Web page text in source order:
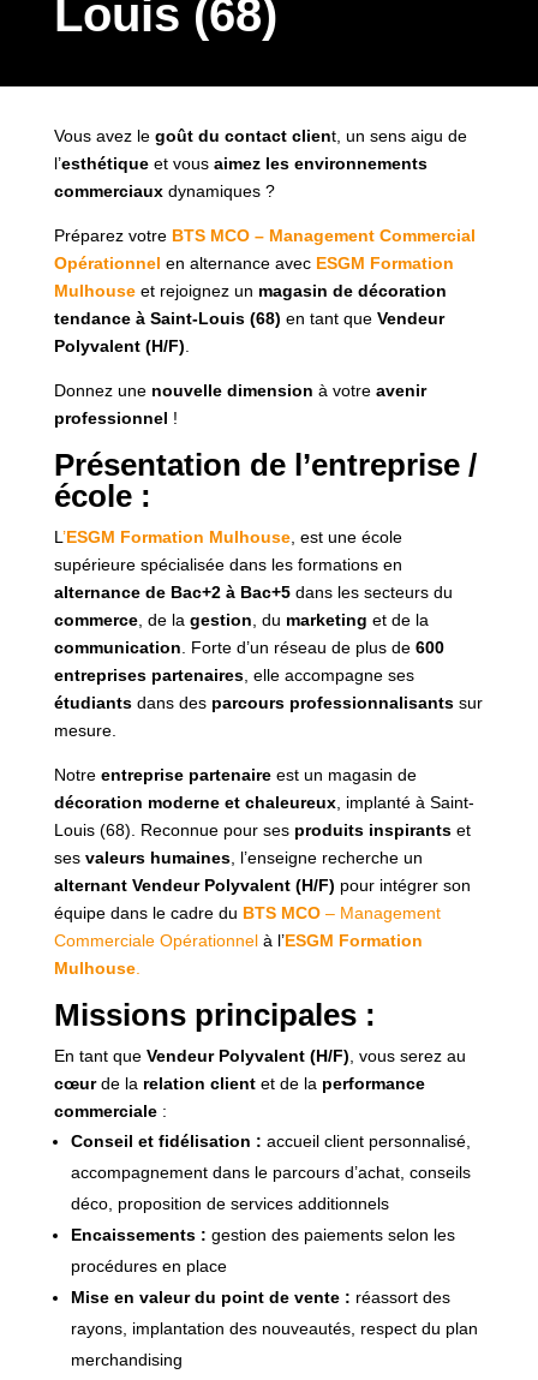
Louis (68)
Vous avez le goût du contact client, un sens aigu de
l’esthétiqueet vous aimez les environnements
commerciauxdynamiques ?
Préparez votre BTS MCO – Management Commercial
Opérationnel en alternance avec ESGM Formation
Mulhouseet rejoignez un magasin de décoration
tendance à Saint-Louis (68) en tant que Vendeur
Polyvalent (H/F)
Donnez une nouvelle dimension à votre avenir
professionnel !
Présentation de l’entreprise /
école :
L ’ESGM Formation Mulhouse, est une école
supérieure spécialisée dans les formations en
alternance de Bac+2 à Bac+5dans les secteurs du
commerce, de la gestion , du marketing et de la
communication . Forte d’un réseau de plus de 600
entreprises partenaires, elle accompagne ses
étudiantsdans des parcours professionnalisantssur
mesure.
Notre entreprise partenaireest un magasin de
décoration moderne et chaleureux, implanté à Saint-
Louis (68). Reconnue pour ses produits inspirantset
ses valeurs humaines, l’enseigne recherche un
alternant Vendeur Polyvalent (H/F) pour intégrer son
équipe dans le cadre du BTS MCO– Management
Commerciale Opérationnelà l’ESGM Formation
Mulhouse.
Missions principales :
En tant que Vendeur Polyvalent (H/F) , vous serez au
cœurde la relation clientet de la performance
commerciale:
Conseil et fidélisation : accueil client personnalisé,
accompagnement dans le parcours d’achat, conseils
déco, proposition de services additionnels
Encaissements : gestion des paiements selon les
procédures en place
Mise en valeur du point de vente : réassort des
rayons, implantation des nouveautés, respect du plan
merchandising